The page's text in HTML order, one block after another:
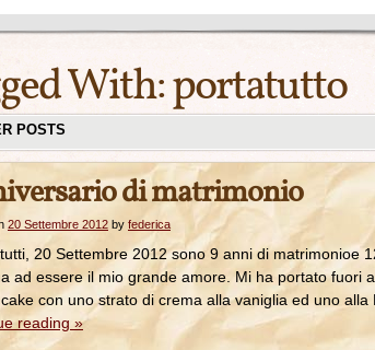
With:portatutto
POSTS
di matrimonio
20 Settembre 2012 by federica
20 Settembre 2012 sono 9 anni di matrimonioe
ad essere il mio grande amore. Mi ha portato fuori
con uno strato di crema alla vaniglia ed uno
reading »